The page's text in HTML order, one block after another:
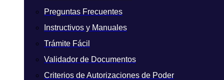
Preguntas Frecuentes
Instructivos y Manuales
Trámite Fácil
Validador de Documentos
Criterios de Autorizaciones de Poder